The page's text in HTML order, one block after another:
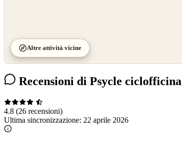
Altre attività vicine
Recensioni di Psycle ciclofficina
4.8 (26 recensioni)
Ultima sincronizzazione: 22 aprile 2026